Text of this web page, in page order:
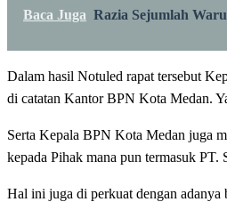
Baca Juga Razia Sejumlah
Dalam hasil Notuled rapat tersebut
di catatan Kantor BPN Kota Medan.
Serta Kepala BPN Kota Medan juga
kepada Pihak mana pun termasuk
Hal ini juga di perkuat dengan adanya